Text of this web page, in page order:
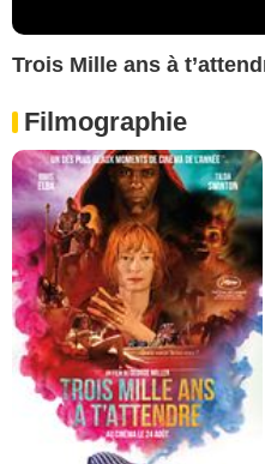
Trois Mille ans à
Filmographie